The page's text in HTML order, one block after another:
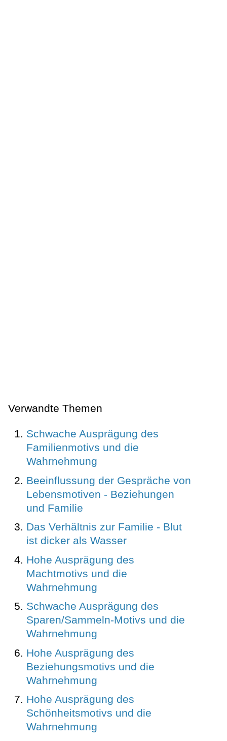
Verwandte Themen
Schwache Ausprägung des
Familienmotivs und die
Wahrnehmung
Beeinflussung der Gespräche von
Lebensmotiven - Beziehungen
und Familie
Das Verhältnis zur Familie - Blut
ist dicker als Wasser
Hohe Ausprägung des
Machtmotivs und die
Wahrnehmung
Schwache Ausprägung des
Sparen/Sammeln-Motivs und die
Wahrnehmung
Hohe Ausprägung des
Beziehungsmotivs und die
Wahrnehmung
Hohe Ausprägung des
Schönheitsmotivs und die
Wahrnehmung